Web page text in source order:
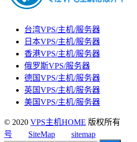
台湾VPS/主机/服务器
日本VPS/主机/服务器
香港VPS/主机/服务器
俄罗斯VPS/服务器
德国VPS/主机/服务器
英国VPS/主机/服务器
美国VPS/主机/服务器
© 2020 VPS主机HOME 版权所有
号
SiteMap sitemap